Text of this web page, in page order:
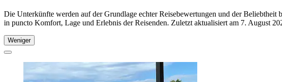
Die Unterkünfte werden auf der Grundlage echter Reisebewertungen und der
in puncto Komfort, Lage und Erlebnis der Reisenden. Zuletzt aktualisiert am 7. August
Weniger